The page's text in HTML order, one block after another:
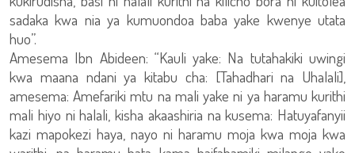
sadaka kwa nia ya kumuondoa baba yake kwenye utata
huo”.
Amesema Ibn Abideen: “Kauli yake: Na tutahakiki uwingi
kwa maana ndani ya kitabu cha: [Tahadhari na Uhalali],
amesema: Amefariki mtu na mali yake ni ya haramu kurithi
mali hiyo ni halali, kisha akaashiria na kusema: Hatuyafanyii
kazi mapokezi haya, nayo ni haramu moja kwa moja kwa